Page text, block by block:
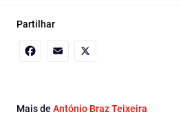
Partilhar
Mais de António Braz Teixeira